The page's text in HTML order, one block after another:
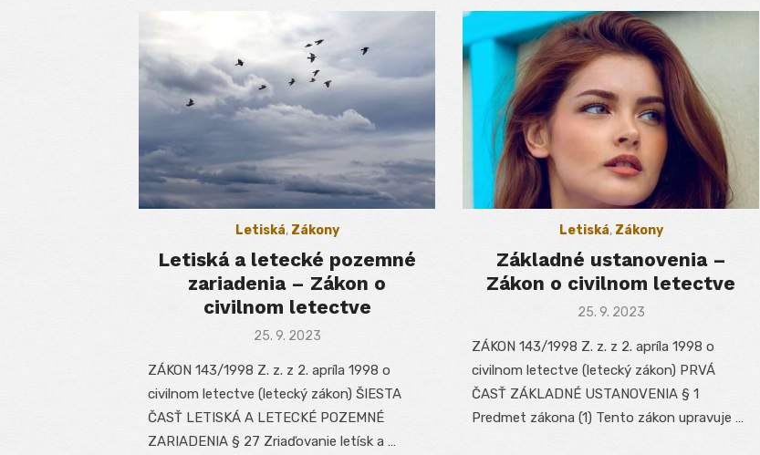
Letiská, Zákony
Letiská a letecké pozemné
zariadenia – Zákon o
civilnom letectve
Posted
25. 9. 2023
ZÁKON 143/1998 Z. z. z 2. apríla 1998 o
civilnom letectve (letecký zákon) ŠIESTA
ČASŤ LETISKÁ A LETECKÉ POZEMNÉ
ZARIADENIA § 27 Zriaďovanie letísk a …
Letiská, Zákony
Základné ustanovenia –
Zákon o civilnom letectve
Posted
25. 9. 2023
ZÁKON 143/1998 Z. z. z 2. apríla 1998 o
civilnom letectve (letecký zákon) PRVÁ
ČASŤ ZÁKLADNÉ USTANOVENIA § 1
Predmet zákona (1) Tento zákon upravuje …